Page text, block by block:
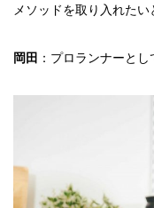
メソッドを取り入れたい
岡田 ：プロランナーと